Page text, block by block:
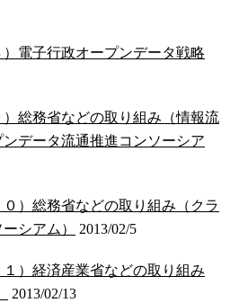
電子行政オープンデータ戦略
総務省などの取り組み（情報流
データ流通推進コンソーシア
）総務省などの取り組み（クラ
シアム）
2013/02/5
）経済産業省などの取り組み
2013/02/13